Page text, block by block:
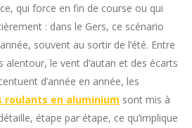
qui force en fin de course ou qui
: dans le Gers, ce scénario
souvent au sortir de l’été. Entre
alentour, le vent d’autan et des écarts
d’année en année, les
roulants en aluminium sont mis à
étape par étape, ce qu’implique